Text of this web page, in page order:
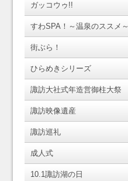
ガッコウゥ!!
すわSPA！～温泉のススメ～
街ぶら！
ひらめきシリーズ
諏訪大社式年造営御柱大祭
諏訪映像遺産
諏訪巡礼
成人式
10.1諏訪湖の日